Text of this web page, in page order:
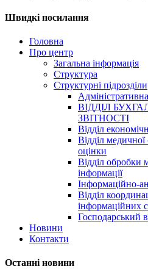
Швидкі посилання
Головна
Про центр
Загальна інформація
Структура
Структурні підрозділи
ВІДДІЛ
ЗВІТНОСТІ
Відділ
Відділ
оцінки
Відділ обробки
інформації
Інформаційно-
Відділ
інформаційних
Господарський
Новини
Контакти
Останні новини